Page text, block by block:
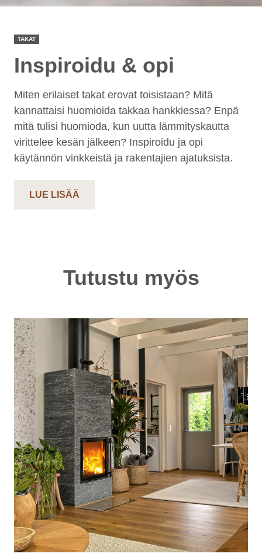
TAKAT
Inspiroidu & opi
Miten erilaiset takat erovat toisistaan? Mitä
kannattaisi huomioida takkaa hankkiessa? Enpä
mitä tulisi huomioda, kun uutta lämmityskautta
virittelee kesän jälkeen? Inspiroidu ja opi
käytännön vinkkeistä ja rakentajien ajatuksista.
LUE LISÄÄ
Tutustu myös